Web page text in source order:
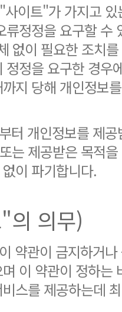
이트"가 가지고
류정정을 요구할 수
없이 필요한 조치
정정을 요구한 경우
지 당해 개인정보
터 개인정보를 제
는 제공받은 목적
이 파기합니다.
의 의무)
약관이 금지하거
이 약관이 정하는
스를 제공하는데